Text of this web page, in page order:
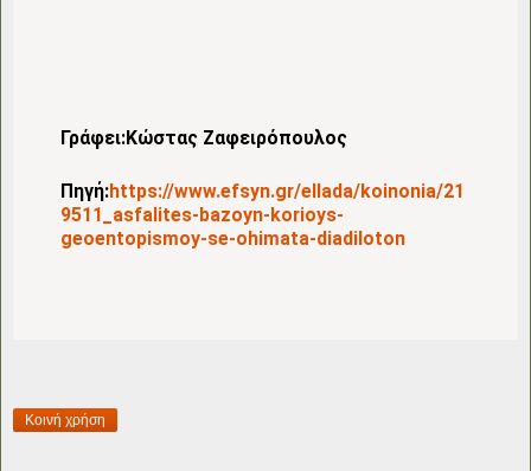
Γράφει:Κώστας Ζαφειρόπουλος
Πηγή:https://www.efsyn.gr/ellada/koinonia/21
9511_asfalites-bazoyn-korioys-
geoentopismoy-se-ohimata-diadiloton
Κοινή χρήση